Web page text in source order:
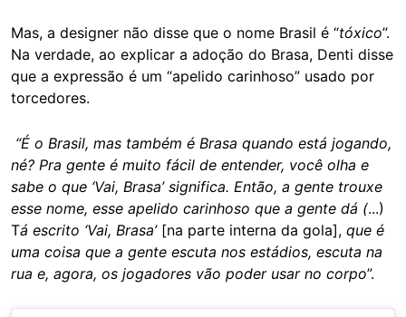
Mas, a designer não disse que o nome Brasil é “tóxico”.
Na verdade, ao explicar a adoção do Brasa, Denti disse
que a expressão é um “apelido carinhoso” usado por
torcedores.
“É o Brasil, mas também é Brasa quando está jogando,
né? Pra gente é muito fácil de entender, você olha e
sabe o que ‘Vai, Brasa’ significa. Então, a gente trouxe
esse nome, esse apelido carinhoso que a gente dá (...)
Tá escrito ‘Vai, Brasa’[na parte interna da gola], que é
uma coisa que a gente escuta nos estádios, escuta na
rua e, agora, os jogadores vão poder usar no corpo”.